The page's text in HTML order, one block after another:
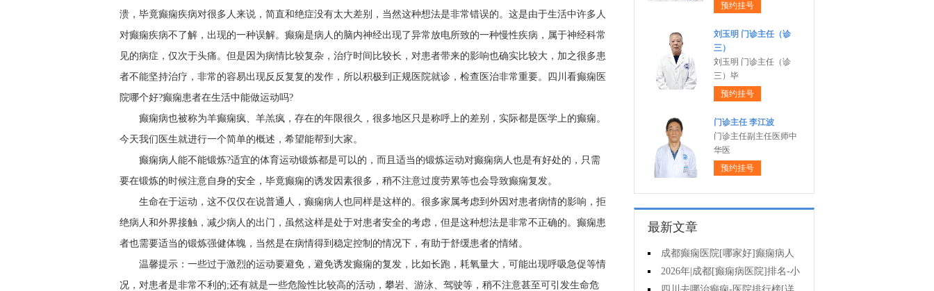
溃，毕竟癫痫疾病对很多人来说，简直和绝症没有太大差别，当然这种想法是非常错误的。这是由于生活中许多人
对癫痫疾病不了解，出现的一种误解。癫痫是病人的脑内神经出现了异常放电所致的一种慢性疾病，属于神经科常
见的病症，仅次于头痛。但是因为病情比较复杂，治疗时间比较长，对患者带来的影响也确实比较大，加之很多患
者不能坚持治疗，非常的容易出现反反复复的发作，所以积极到正规医院就诊，检查医治非常重要。四川看癫痫医
院哪个好?癫痫患者在生活中能做运动吗?
癫痫病也被称为羊癫痫疯、羊羔疯，存在的年限很久，很多地区只是称呼上的差别，实际都是医学上的癫痫。
今天我们医生就进行一个简单的概述，希望能帮到大家。
癫痫病人能不能锻炼?适宜的体育运动锻炼都是可以的，而且适当的锻炼运动对癫痫病人也是有好处的，只需
要在锻炼的时候注意自身的安全，毕竟癫痫的诱发因素很多，稍不注意过度劳累等也会导致癫痫复发。
生命在于运动，这不仅仅在说普通人，癫痫病人也同样是这样的。很多家属考虑到外因对患者病情的影响，拒
绝病人和外界接触，减少病人的出门，虽然这样是处于对患者安全的考虑，但是这种想法是非常不正确的。癫痫患
者也需要适当的锻炼强健体魄，当然是在病情得到稳定控制的情况下，有助于舒缓患者的情绪。
温馨提示：一些过于激烈的运动要避免，避免诱发癫痫的复发，比如长跑，耗氧量大，可能出现呼吸急促等情
况，对患者是非常不利的;还有就是一些危险性比较高的活动，攀岩、游泳、驾驶等，稍不注意甚至可引发生命危
预约挂号
刘玉明 门诊主任（诊
三）
刘玉明 门诊主任（诊
三）毕
预约挂号
门诊主任 李江波
门诊主任副主任医师中
华医
预约挂号
最新文章
成都癫痫医院[哪家好]癫痫病人
能活多久?
2026年|成都[癫痫病医院]排名-小